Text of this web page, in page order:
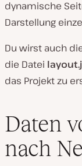
dynamische
Darstellung
Du wirst auch
die Datei
das Projekt zu
Daten
nach